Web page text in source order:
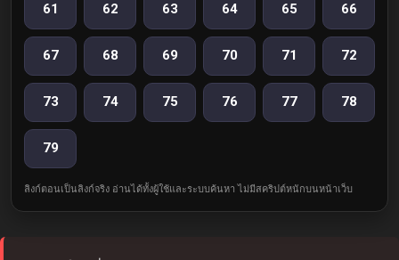
61 62 63 64 65 66
67 68 69 70 71 72
73 74 75 76 77 78
79
ลิงก์ตอนเป็นลิงก์จริง อ่านได้ทั้งผู้ใช้และระบบค้นหา ไม่มีสคริปต์หนักบนหน้าเว็บ